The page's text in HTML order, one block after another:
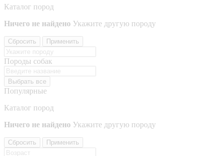
Каталог пород
Ничего не найдено Укажите другую породу
Сбросить Применить
Породы собак
Выбрать все
Популярные
Каталог пород
Ничего не найдено Укажите другую породу
Сбросить Применить